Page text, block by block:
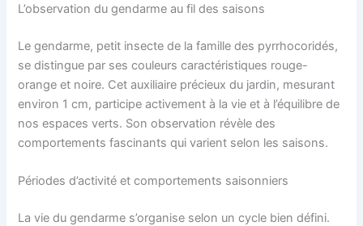
L’observation du gendarme au fil des saisons
Le gendarme, petit insecte de la famille des pyrrhocoridés,
se distingue par ses couleurs caractéristiques rouge-
orange et noire. Cet auxiliaire précieux du jardin, mesurant
environ 1 cm, participe activement à la vie et à l’équilibre de
nos espaces verts. Son observation révèle des
comportements fascinants qui varient selon les saisons.
Périodes d’activité et comportements saisonniers
La vie du gendarme s’organise selon un cycle bien défini.